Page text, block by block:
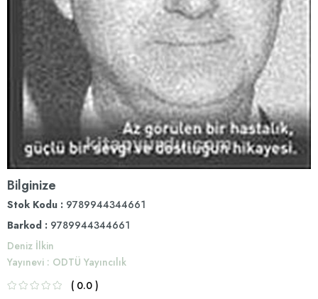
Bilginize
Stok Kodu
9789944344661
Barkod : 9789944344661
Deniz İlkin
Yayınevi : ODTÜ Yayıncılık
0.0